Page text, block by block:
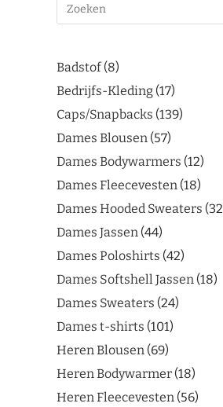
Badstof 8
Bedrijfs-Kleding 17
Caps/Snapbacks 139
Dames Blousen 57
Dames Bodywarmers 12
Dames Fleecevesten 18
Dames Hooded Sweaters 32
Dames Jassen 44
Dames Poloshirts 42
Dames Softshell Jassen 18
Dames Sweaters 24
Dames t-shirts 101
Heren Blousen 69
Heren Bodywarmer 18
Heren Fleecevesten 56